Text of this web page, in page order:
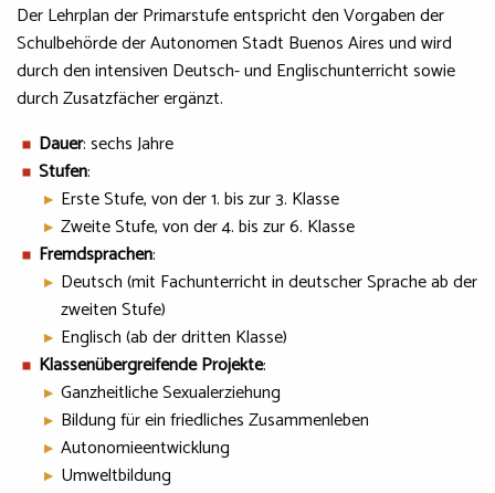
Der Lehrplan der Primarstufe entspricht den Vorgaben der
Schulbehörde der Autonomen Stadt Buenos Aires und wird
durch den intensiven Deutsch- und Englischunterricht sowie
durch Zusatzfächer ergänzt.
Dauer: sechs Jahre
Stufen:
Erste Stufe, von der 1. bis zur 3. Klasse
Zweite Stufe, von der 4. bis zur 6. Klasse
Fremdsprachen:
Deutsch (mit Fachunterricht in deutscher Sprache ab der
zweiten Stufe)
Englisch (ab der dritten Klasse)
Klassenübergreifende Projekte:
Ganzheitliche Sexualerziehung
Bildung für ein friedliches Zusammenleben
Autonomieentwicklung
Umweltbildung